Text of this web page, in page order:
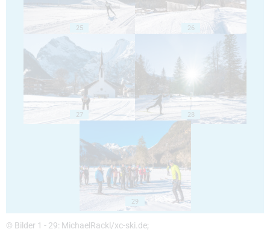
25 26
27 28
29
© Bilder 1 - 29: MichaelRackl/xc-ski.de;